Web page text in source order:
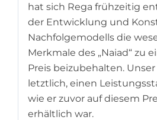
hat sich Rega frühzeitig
der Entwicklung und
Nachfolgemodells die
Merkmale des „Naiad“ zu
Preis beizubehalten. Unser
letztlich, einen
wie er zuvor auf diesem
erhältlich war.